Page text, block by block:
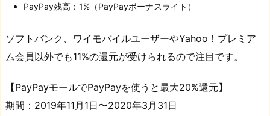
PayPay残高：1%（PayPayボーナスライト）
ソフトバンク、ワイモバイルユーザーやYahoo！プレミア
ム会員以外でも11%の還元が受けられるので注目です。
【PayPayモールでPayPayを使うと最大20%還元】
期間：2019年11月1日〜2020年3月31日